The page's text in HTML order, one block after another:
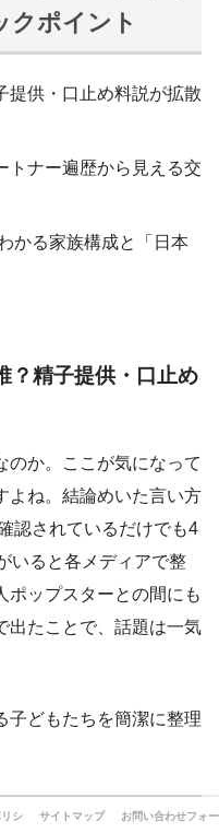
クポイント
提供・口止め料説が拡散
トナー遍歴から見える交
かる家族構成と「日本
？精子提供・口止め
のか。ここが気になって
よね。結論めいた言い方
認されているだけでも4
いると各メディアで整
ポップスターとの間にも
出たことで、話題は一気
子どもたちを簡潔に整理
シー サイトマップ お問い合わせフォ